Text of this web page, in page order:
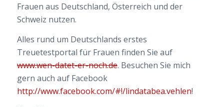
Frauen aus Deutschland, Österreich und der
Schweiz nutzen.
Alles rund um Deutschlands erstes
Treuetestportal für Frauen finden Sie auf
www.wen-datet-er-noch.de. Besuchen Sie mich
gern auch auf Facebook
http://www.facebook.com/#!/lindatabea.vehlen!